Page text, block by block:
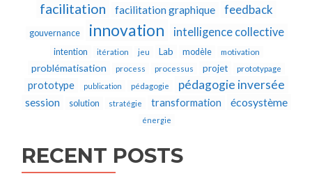
facilitation
facilitation graphique feedback
gouvernance innovation intelligence collective
intention itération jeu Lab modèle motivation
problématisation process processus projet prototypage
prototype publication pédagogie pédagogie inversée
session solution stratégie transformation écosystème
énergie
RECENT POSTS